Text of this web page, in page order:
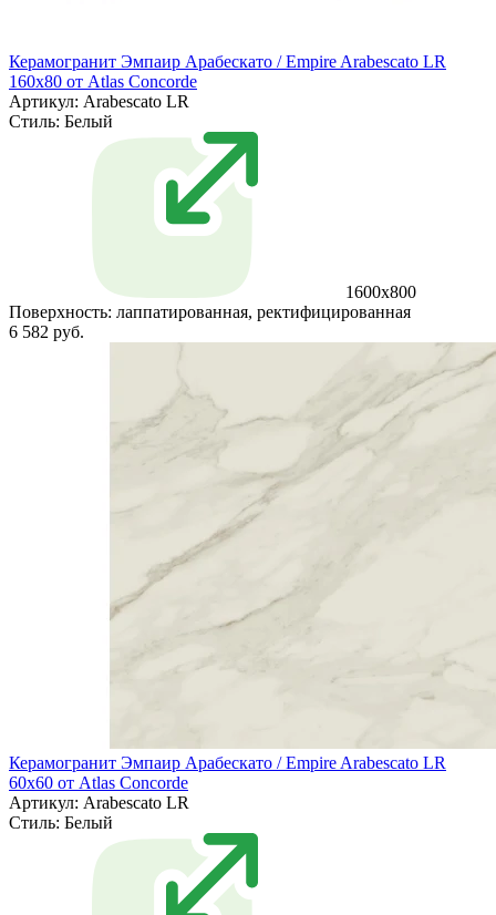
Керамогранит Эмпаир Арабескато / Empire Arabescato LR
160x80 от Atlas Concorde
Артикул: Arabescato LR
Стиль: Белый
1600x800
Поверхность: лаппатированная, ректифицированная
6 582 руб.
Керамогранит Эмпаир Арабескато / Empire Arabescato LR
60x60 от Atlas Concorde
Артикул: Arabescato LR
Стиль: Белый